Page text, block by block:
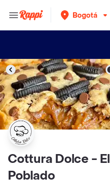
Bogotá
Cottura Dolce - El
Poblado